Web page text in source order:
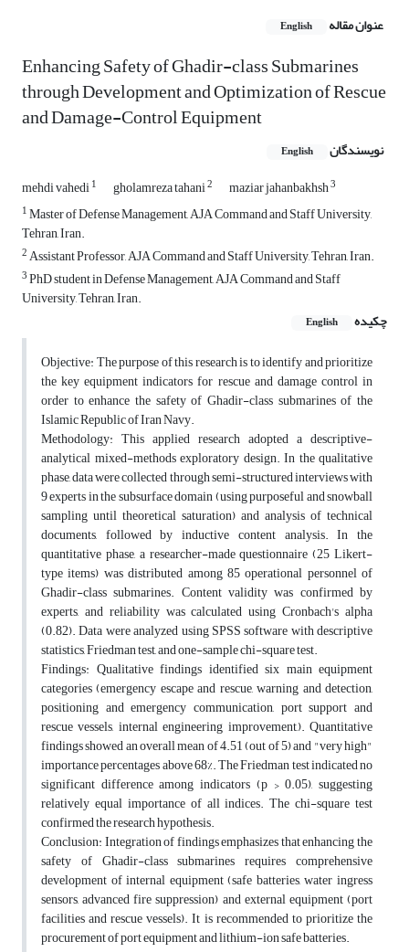
عنوان مقاله English
Enhancing Safety of Ghadir-class Submarines
through Development and Optimization of Rescue
and Damage-Control Equipment
نویسندگان English
mehdi vahedi1 gholamreza tahani2 maziar jahanbakhsh3
1Master of Defense Management, AJA Command and Staff University,
Tehran, Iran.
2Assistant Professor, AJA Command and Staff University, Tehran, Iran.
3PhD student in Defense Management, AJA Command and Staff
University, Tehran, Iran.
چکیده
English
Objective: The purpose of this research is to identify and prioritize
the key equipment indicators for rescue and damage control in
order to enhance the safety of Ghadir-class submarines of the
Islamic Republic of Iran Navy.
Methodology: This applied research adopted a descriptive-
analytical mixed-methods exploratory design. In the qualitative
phase, data were collected through semi-structured interviews with
9 experts in the subsurface domain (using purposeful and snowball
sampling until theoretical saturation) and analysis of technical
documents, followed by inductive content analysis. In the
quantitative phase, a researcher-made questionnaire (25 Likert-
type items) was distributed among 85 operational personnel of
Ghadir-class submarines. Content validity was confirmed by
experts, and reliability was calculated using Cronbach's alpha
(0.82). Data were analyzed using SPSS software with descriptive
statistics, Friedman test, and one-sample chi-square test.
Findings: Qualitative findings identified six main equipment
categories (emergency escape and rescue, warning and detection,
positioning and emergency communication, port support and
rescue vessels, internal engineering improvement,). Quantitative
findings showed an overall mean of 4.51 (out of 5) and "very high"
importance percentages above 68%. The Friedman test indicated no
significant difference among indicators (p > 0.05), suggesting
relatively equal importance of all indices. The chi-square test
confirmed the research hypothesis.
Conclusion: Integration of findings emphasizes that enhancing the
safety of Ghadir-class submarines requires comprehensive
development of internal equipment (safe batteries, water ingress
sensors, advanced fire suppression) and external equipment (port
facilities and rescue vessels). It is recommended to prioritize the
procurement of port equipment and lithium-ion safe batteries.